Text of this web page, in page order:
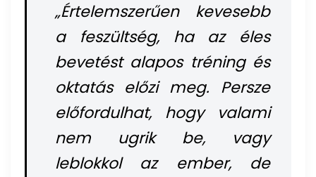
„Értelemszerűen kevesebb
a feszültség, ha az éles
bevetést alapos tréning és
oktatás előzi meg. Persze
előfordulhat, hogy valami
nem ugrik be, vagy
leblokkol az ember, de